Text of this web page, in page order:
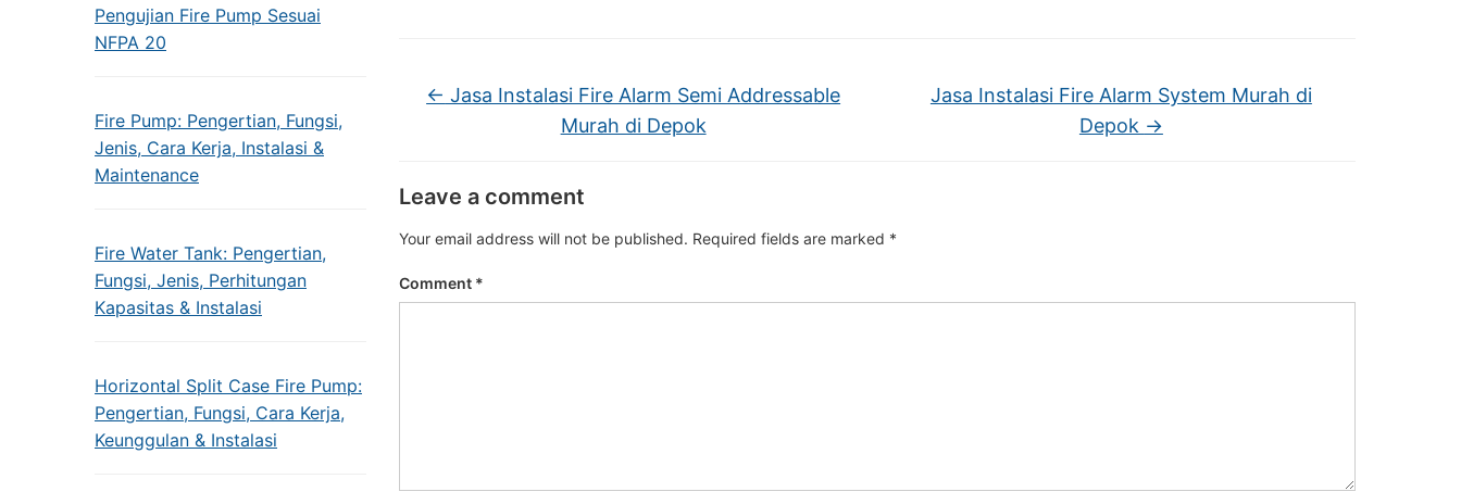
Pengujian Fire Pump Sesuai
NFPA 20
Fire Pump: Pengertian, Fungsi,
Jenis, Cara Kerja, Instalasi &
Maintenance
Fire Water Tank: Pengertian,
Fungsi, Jenis, Perhitungan
Kapasitas & Instalasi
Horizontal Split Case Fire Pump:
Pengertian, Fungsi, Cara Kerja,
Keunggulan & Instalasi
← Jasa Instalasi Fire Alarm Semi Addressable
Murah di Depok
Jasa Instalasi Fire Alarm System Murah di
Depok →
Leave a comment
Your email address will not be published. Required fields are marked *
Comment *